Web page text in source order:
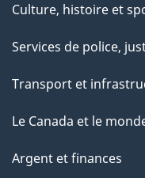
Culture, histoire et
Services de police,
Transport et
Le Canada et le
Argent et finances